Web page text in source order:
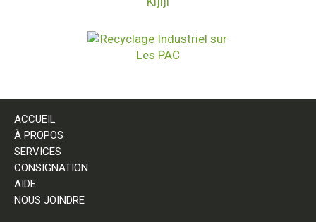
ACCUEIL
À PROPOS
SERVICES
CONSIGNATION
AIDE
NOUS JOINDRE